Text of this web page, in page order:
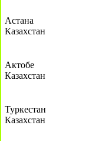
Астана
Казахстан
Актобе
Казахстан
Туркестан
Казахстан